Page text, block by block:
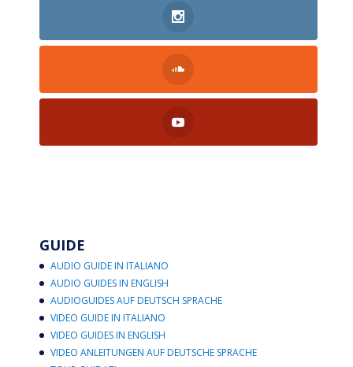
GUIDE
AUDIO GUIDE IN ITALIANO
AUDIO GUIDES IN ENGLISH
AUDIOGUIDES AUF DEUTSCH SPRACHE
VIDEO GUIDE IN ITALIANO
VIDEO GUIDES IN ENGLISH
VIDEO ANLEITUNGEN AUF DEUTSCHE SPRACHE